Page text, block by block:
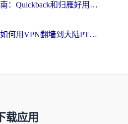
海外党踩坑指南：Quickback和归雁好用吗？选对加速器才能无缝刷国内资源
海外党必看：如何用VPN翻墙到大陆PTT？一篇解决你所有回国加速痛点
下载应用